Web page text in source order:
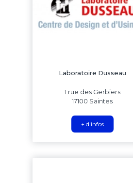
Laboratoire Dusseau
1 rue des Gerbiers
17100 Saintes
+ d'infos